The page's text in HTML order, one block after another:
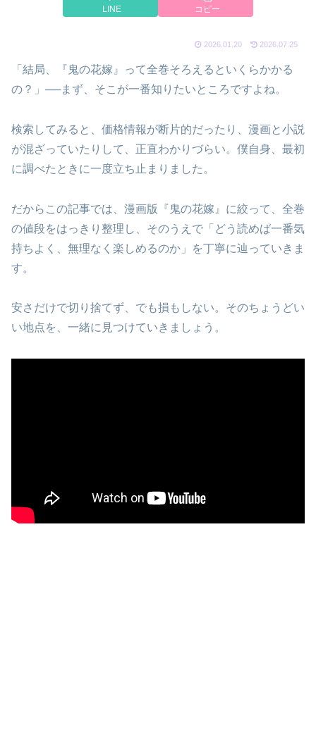
LINE コピー
2026.01.20 2026.07.25
「結局、『鬼の花嫁』って全巻そろえるといくらかかる
の？」──まず、そこが一番知りたいところですよね。
検索してみると、価格情報が断片的だったり、漫画と小説
が混ざっていたりして、正直わかりづらい。僕自身、最初
に調べたときに一度立ち止まりました。
だからこの記事では、漫画版『鬼の花嫁』に絞って、全巻
の値段をはっきり整理し、そのうえで「どう読めば一番気
持ちよく、無理なく楽しめるのか」を丁寧に辿っていきま
す。
安さだけで切り捨てず、でも損もしない。そのちょうどい
い地点を、一緒に見つけていきましょう。